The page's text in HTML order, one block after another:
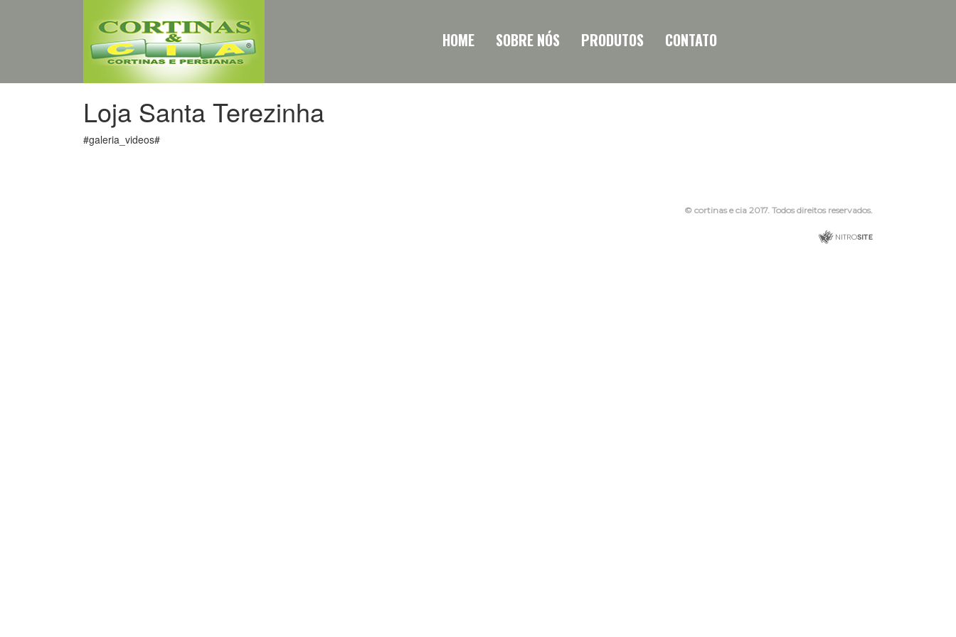
HOME SOBRE NÓS PRODUTOS CONTATO
Loja Santa Terezinha
#galeria_videos#
© cortinas e cia 2017. Todos direitos reservados.